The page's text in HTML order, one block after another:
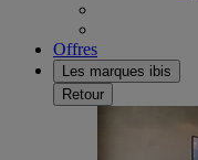
Offres
Les marques ibis
Retour